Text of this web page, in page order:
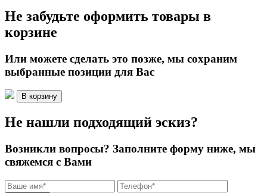
Не забудьте оформить товары в
корзине
Или можете сделать это позже, мы сохраним
выбранные позиции для Вас
В корзину
Не нашли подходящий эскиз?
Возникли вопросы? Заполните форму ниже, мы
свяжемся с Вами